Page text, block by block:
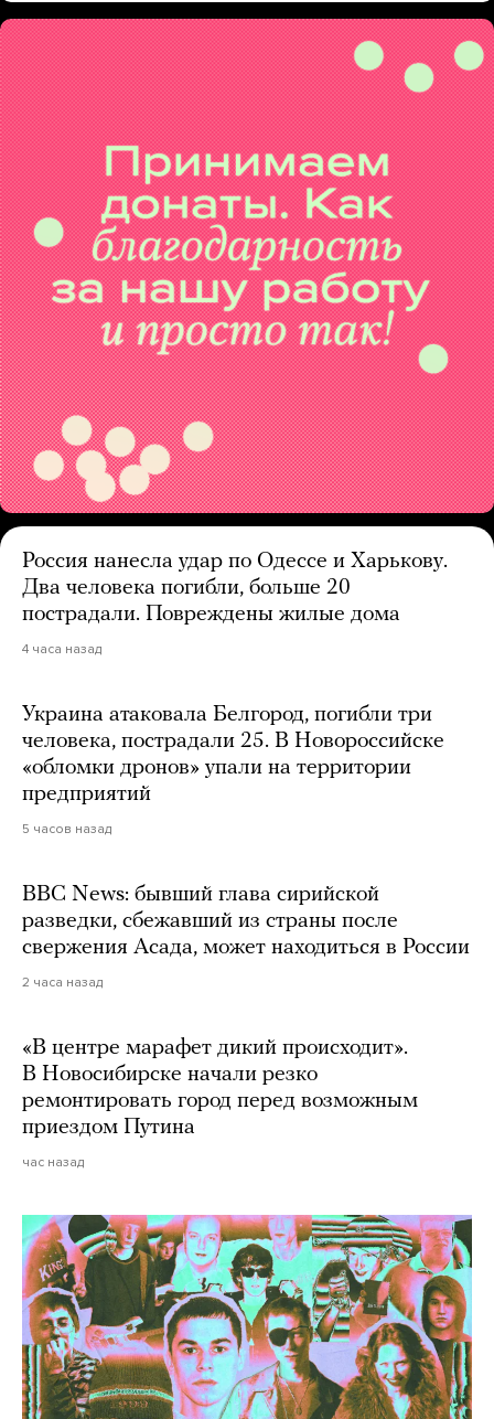
Россия нанесла удар по Одессе и Харькову.
Два человека погибли, больше 20
пострадали. Повреждены жилые дома
4 часа назад
Украина атаковала Белгород, погибли три
человека, пострадали 25. В Новороссийске
«обломки дронов» упали на территории
предприятий
5 часов назад
BBC News: бывший глава сирийской
разведки, сбежавший из страны после
свержения Асада, может находиться в России
2 часа назад
«В центре марафет дикий происходит».
В Новосибирске начали резко
ремонтировать город перед возможным
приездом Путина
час назад